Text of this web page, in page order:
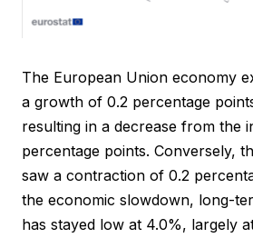
The European Union economy
a growth of 0.2 percentage
resulting in a decrease from the
percentage points. Conversely,
saw a contraction of 0.2
the economic slowdown, long-
has stayed low at 4.0%, largely